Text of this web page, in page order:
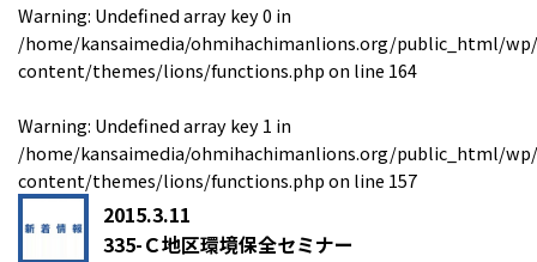
Warning: Undefined array key 0 in
/home/kansaimedia/ohmihachimanlions.org/public_html/
content/themes/lions/functions.phpon line 164
Warning: Undefined array key 1 in
/home/kansaimedia/ohmihachimanlions.org/public_html/
content/themes/lions/functions.phpon line 157
2015.3.11
335-Ｃ地区環境保全セミナー